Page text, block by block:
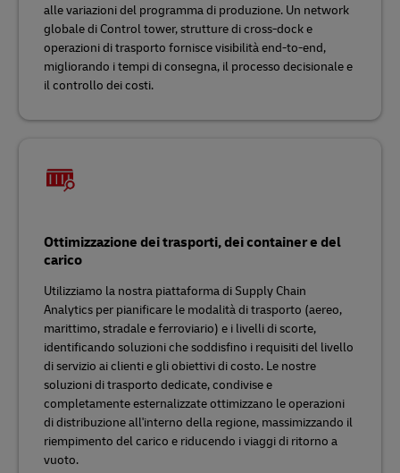
alle variazioni del programma di produzione. Un network
globale di Control tower, strutture di cross-dock e
operazioni di trasporto fornisce visibilità end-to-end,
migliorando i tempi di consegna, il processo decisionale e
il controllo dei costi.
Ottimizzazione dei trasporti, dei container e del
carico
Utilizziamo la nostra piattaforma di Supply Chain
Analytics per pianificare le modalità di trasporto (aereo,
marittimo, stradale e ferroviario) e i livelli di scorte,
identificando soluzioni che soddisfino i requisiti del livello
di servizio ai clienti e gli obiettivi di costo. Le nostre
soluzioni di trasporto dedicate, condivise e
completamente esternalizzate ottimizzano le operazioni
di distribuzione all'interno della regione, massimizzando il
riempimento del carico e riducendo i viaggi di ritorno a
vuoto.